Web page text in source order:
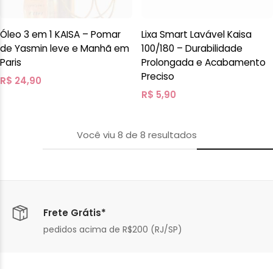
Óleo 3 em 1 KAISA – Pomar
de Yasmin leve e Manhã em
Paris
R$ 24,90
Lixa Smart Lavável Kaisa
100/180 – Durabilidade
Prolongada e Acabamento
Preciso
R$ 5,90
Você viu 8 de 8 resultados
Frete Grátis*
pedidos acima de R$200 (RJ/SP)